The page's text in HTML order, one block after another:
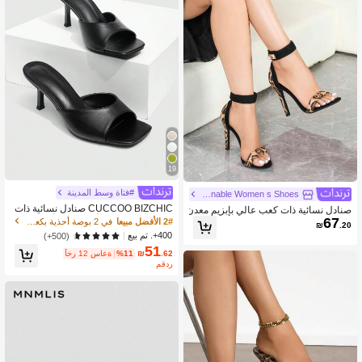
Fascinating Feet Fashionable Women s Shoes
صنادل نسائية ذات كعب عالي بإبزيم معدن
ي بطبعة نمر، [نمط الطبعة عشوائي]، كع
₪67 .20
19
#فتاة وسط المدينة
CUCCOO BIZCHIC صنادل نسائية ذات
كعب رفيع ومربع للأصابع، لون أسود، صيف
ية وعصرية، مناسبة للمناسبات وتواريخ ال
ربيع، مناسبة للخروجات الصيفية والحفلا
ت
2# الأفضل مبيعا
400+. تم بيع
(500+)
₪51.62
%11 آخر 12 ساعة
مقدر